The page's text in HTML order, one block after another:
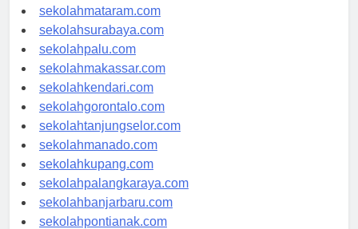
sekolahmataram.com
sekolahsurabaya.com
sekolahpalu.com
sekolahmakassar.com
sekolahkendari.com
sekolahgorontalo.com
sekolahtanjungselor.com
sekolahmanado.com
sekolahkupang.com
sekolahpalangkaraya.com
sekolahbanjarbaru.com
sekolahpontianak.com